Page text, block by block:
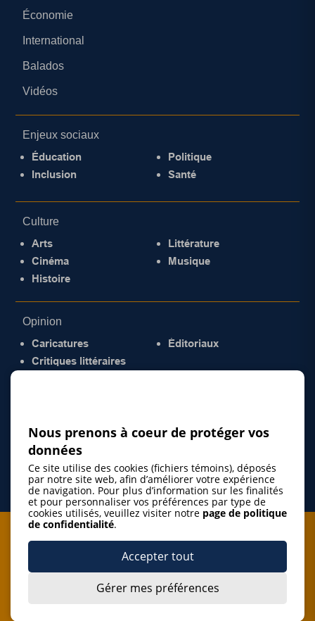
Économie
International
Balados
Vidéos
Enjeux sociaux
Éducation
Inclusion
Politique
Santé
Culture
Arts
Cinéma
Histoire
Littérature
Musique
Opinion
Caricatures
Critiques littéraires
Éditoriaux
Je m'abonne à l'infolettre
J’accepte de m’abonner à l’infolettre de La Gazette de la
Nous prenons à coeur de protéger vos
données
Ce site utilise des cookies (fichiers témoins), déposés
par notre site web, afin d’améliorer votre expérience
de navigation. Pour plus d’information sur les finalités
et pour personnaliser vos préférences par type de
cookies utilisés, veuillez visiter notre page de politique
de confidentialité.
Accepter tout
Gérer mes préférences